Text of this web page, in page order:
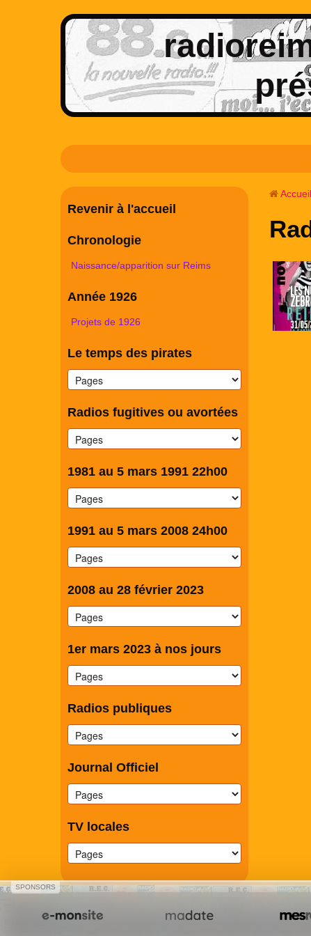
Revenir à l'accueil
Chronologie
Naissance/apparition sur Reims
Année 1926
Projets de 1926
Le temps des pirates
Radios fugitives ou avortées
1981 au 5 mars 1991 22h00
1991 au 5 mars 2008 24h00
2008 au 28 février 2023
1er mars 2023 à nos jours
Radios publiques
Journal Officiel
TV locales
Accueil
SPONSORS
En cliquant vous acceptez le dépôt de cookies